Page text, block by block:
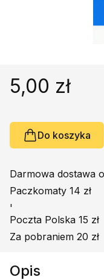
Poradniki,
Podręczniki szkolne
Promocja
5,00 zł
Do koszyka
Darmowa dostawa
Paczkomaty 14 zł
'
Poczta Polska 15 zł
Za pobraniem 20 zł
Opis